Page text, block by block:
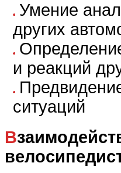
Умение
других
и реакций
ситуаций
Взаимодействие с пешеходами и